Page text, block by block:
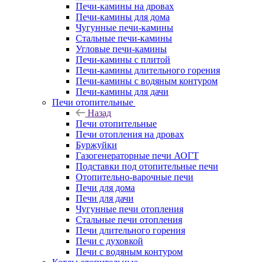
Печи-камины на дровах
Печи-камины для дома
Чугунные печи-камины
Стальные печи-камины
Угловые печи-камины
Печи-камины с плитой
Печи-камины длительного горения
Печи-камины с водяным контуром
Печи-камины для дачи
Печи отопительные
Назад
Печи отопительные
Печи отопления на дровах
Буржуйки
Газогенераторные печи АОГТ
Подставки под отопительные печи
Отопительно-варочные печи
Печи для дома
Печи для дачи
Чугунные печи отопления
Стальные печи отопления
Печи длительного горения
Печи с духовкой
Печи с водяным контуром